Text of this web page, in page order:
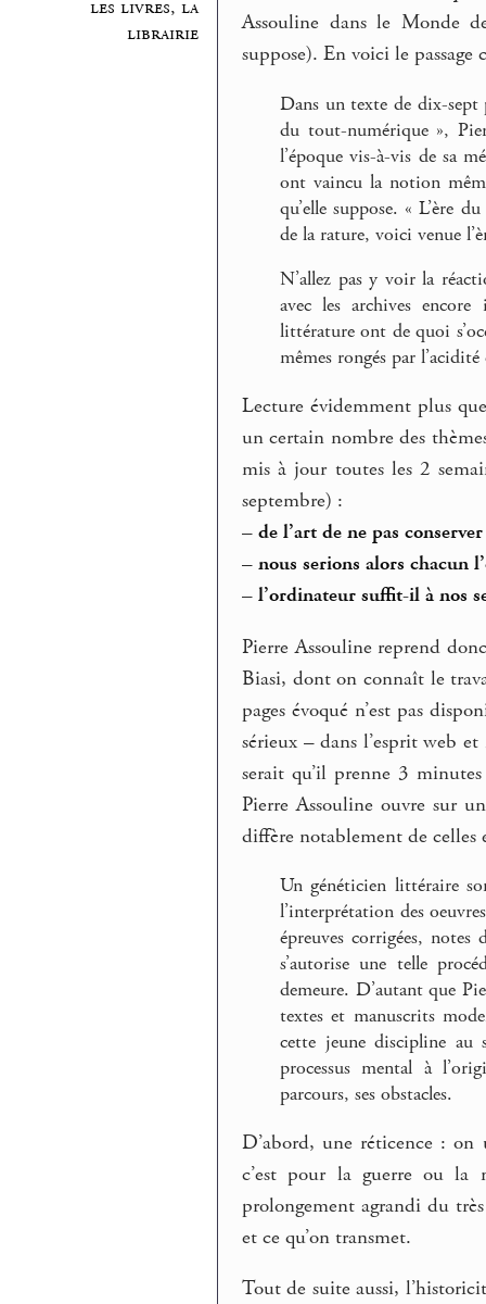
les livres, la
librairie
Assouline dans le Monde
suppose). En voici le passage
Dans un texte de dix-sept
du tout-numérique »,
l’époque vis-à-vis de sa
ont vaincu la notion
qu’elle suppose. « L’ère
de la rature, voici venue
N’allez pas y voir la
avec les archives
littérature ont de quoi
mêmes rongés par
Lecture évidemment plus
un certain nombre des
mis à jour toutes les 2
septembre) :
– de l’art de ne pas
– nous serions alors chacun
– l’ordinateur suffit-il à nos
Pierre Assouline reprend
Biasi, dont on connaît le
pages évoqué n’est pas
sérieux – dans l’esprit web
serait qu’il prenne 3
Pierre Assouline ouvre sur
diffère notablement de
Un généticien littéraire
l’interprétation des
épreuves corrigées, notes
s’autorise une telle
demeure. D’autant que
textes et manuscrits
cette jeune discipline
processus mental à
parcours, ses obstacles.
D’abord, une réticence : on
c’est pour la guerre ou la
prolongement agrandi du
et ce qu’on transmet.
Tout de suite aussi,